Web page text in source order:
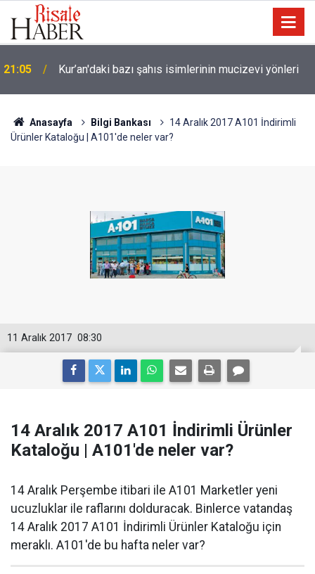
21:05 Kur’an'daki bazı şahıs isimlerinin mucizevi yönleri
Anasayfa Bilgi Bankası
14 Aralık 2017 A101 İndirimli
Ürünler Kataloğu | A101'de neler var?
08:30
11 Aralık 2017
14 Aralık 2017 A101 İndirimli Ürünler
Kataloğu | A101'de neler var?
14 Aralık Perşembe itibari ile A101 Marketler yeni
ucuzluklar ile raflarını dolduracak. Binlerce vatandaş
14 Aralık 2017 A101 İndirimli Ürünler Kataloğu için
meraklı. A101'de bu hafta neler var?